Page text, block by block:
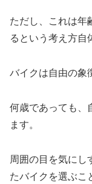
ただし、これは年
るという考え方自
バイクは自由の象
何歳であっても、
ます。
周囲の目を気にし
たバイクを選ぶこ